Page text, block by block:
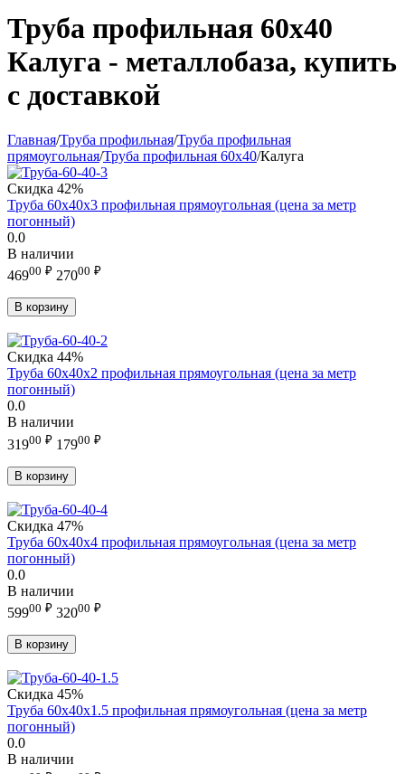
Труба профильная 60х40
Калуга - металлобаза, купить
с доставкой
Главная/Труба профильная/Труба профильная
прямоугольная/Труба профильная 60х40/Калуга
Скидка 42%
Труба 60х40х3 профильная прямоугольная (цена за метр
погонный)
0.0
В наличии
46900 ₽ 27000 ₽
В корзину
Скидка 44%
Труба 60х40х2 профильная прямоугольная (цена за метр
погонный)
0.0
В наличии
31900 ₽ 17900 ₽
В корзину
Скидка 47%
Труба 60х40х4 профильная прямоугольная (цена за метр
погонный)
0.0
В наличии
59900 ₽ 32000 ₽
В корзину
Скидка 45%
Труба 60х40х1.5 профильная прямоугольная (цена за метр
погонный)
0.0
В наличии